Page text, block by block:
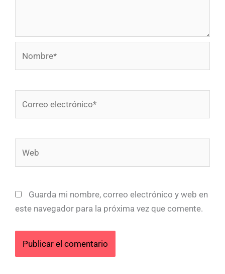
electrónico*
Guarda mi nombre, correo electrónico y web en
este navegador para la próxima vez que comente.